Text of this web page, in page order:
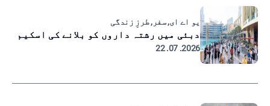
یو اے ای, سفر, طرزِ زندگی
دبئی میں رشتہ داروں کو بلانے کی اسکیم
2026. 07. 22